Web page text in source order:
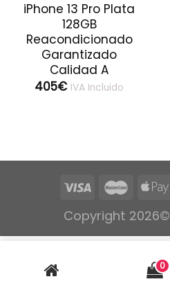
iPhone 13 Pro Plata
128GB
Reacondicionado
Garantizado
Calidad A
405€ IVA Incluido
Copyright 2026©
0